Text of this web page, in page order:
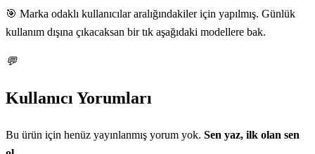
🎯 Marka odaklı kullanıcılar aralığındakiler için yapılmış. Günlük
kullanım dışına çıkacaksan bir tık aşağıdaki modellere bak.
💬
Kullanıcı Yorumları
Bu ürün için henüz yayınlanmış yorum yok. Sen yaz, ilk olan sen